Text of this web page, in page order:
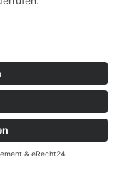
Darstellung
Die Google
zu
nicht statt.
Fonts finden
faqund
Google: